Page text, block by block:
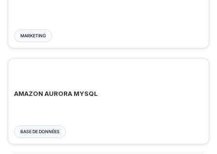
MARKETING
AMAZON AURORA MYSQL
BASE DE DONNÉES